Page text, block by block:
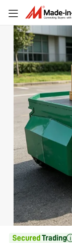
роботы для
Тяжелые грузовые